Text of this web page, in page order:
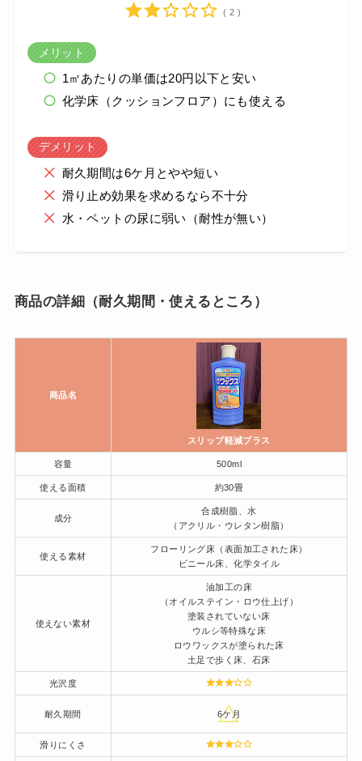
( 2 )
メリット
1㎡あたりの単価は20円以下と安い
化学床（クッションフロア）にも使える
デメリット
耐久期間は6ケ月とやや短い
滑り止め効果を求めるなら不十分
水・ペットの尿に弱い（耐性が無い）
商品の詳細（耐久期間・使えるところ）
商品名
スリップ軽減プラス
容量 500ml
使える面積 約30畳
成分
合成樹脂、水
（アクリル・ウレタン樹脂）
使える素材
フローリング床（表面加工された床）
ビニール床、化学タイル
使えない素材
油加工の床
（オイルステイン・ロウ仕上げ）
塗装されていない床
ウルシ等特殊な床
ロウワックスが塗られた床
土足で歩く床、石床
光沢度
耐久期間 6ケ月
滑りにくさ